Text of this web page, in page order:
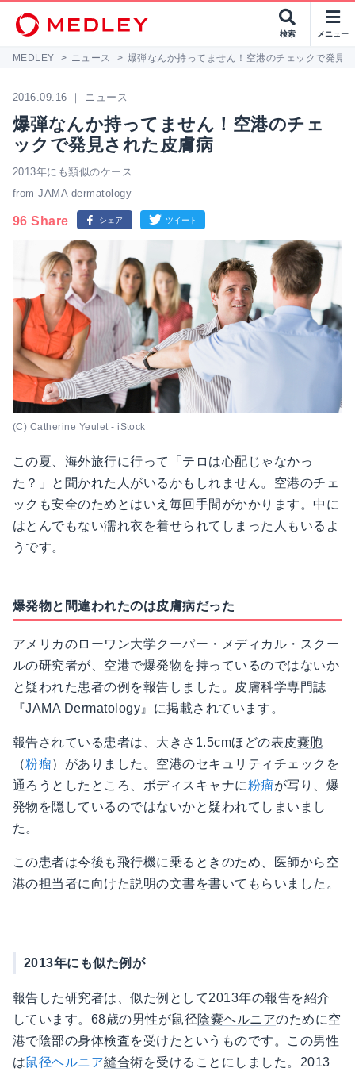
検索 メニュー
MEDLEY > ニュース > 爆弾なんか持ってません！空港のチェックで発見
2016.09.16 ｜ ニュース
爆弾なんか持ってません！空港のチェ
ックで発見された皮膚病
2013年にも類似のケース
from JAMA dermatology
96 Share
(C) Catherine Yeulet - iStock
この夏、海外旅行に行って「テロは心配じゃなかっ
た？」と聞かれた人がいるかもしれません。空港のチェ
ックも安全のためとはいえ毎回手間がかかります。中に
はとんでもない濡れ衣を着せられてしまった人もいるよ
うです。
爆発物と間違われたのは皮膚病だった
アメリカのローワン大学クーパー・メディカル・スクー
ルの研究者が、空港で爆発物を持っているのではないか
と疑われた患者の例を報告しました。皮膚科学専門誌
『JAMA Dermatology』に掲載されています。
報告されている患者は、大きさ1.5cmほどの表皮嚢胞
（粉瘤）がありました。空港のセキュリティチェックを
通ろうとしたところ、ボディスキャナに粉瘤が写り、爆
発物を隠しているのではないかと疑われてしまいまし
た。
この患者は今後も飛行機に乗るときのため、医師から空
港の担当者に向けた説明の文書を書いてもらいました。
2013年にも似た例が
報告した研究者は、似た例として2013年の報告を紹介
しています。68歳の男性が鼠径陰嚢ヘルニアのために空
港で陰部の身体検査を受けたというものです。この男性
は鼠径ヘルニア縫合術を受けることにしました。2013